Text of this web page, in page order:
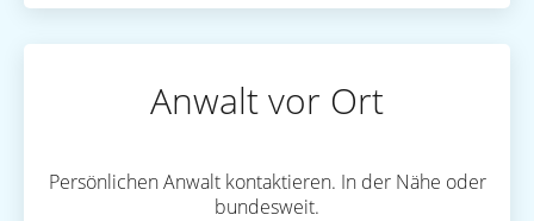
Anwalt vor Ort
Persönlichen Anwalt kontaktieren. In der Nähe oder
bundesweit.